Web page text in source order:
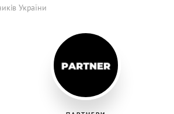
України